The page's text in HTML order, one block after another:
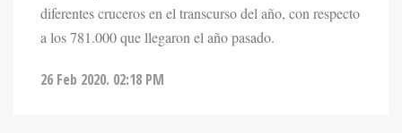
diferentes cruceros en el transcurso del año, con respecto
a los 781.000 que llegaron el año pasado.
26 Feb 2020. 02:18 PM